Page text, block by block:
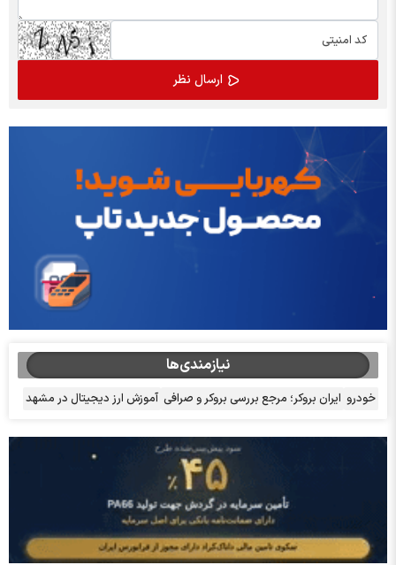
نیازمندی‌ها
خودرو ایران بروکر؛ مرجع بررسی بروکر و صرافی آموزش ارز دیجیتال در مشهد